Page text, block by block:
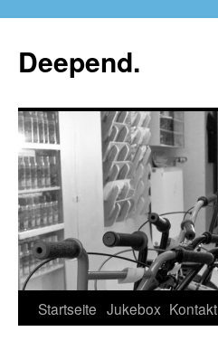
Deepend.
Startseite Jukebox Kontakt